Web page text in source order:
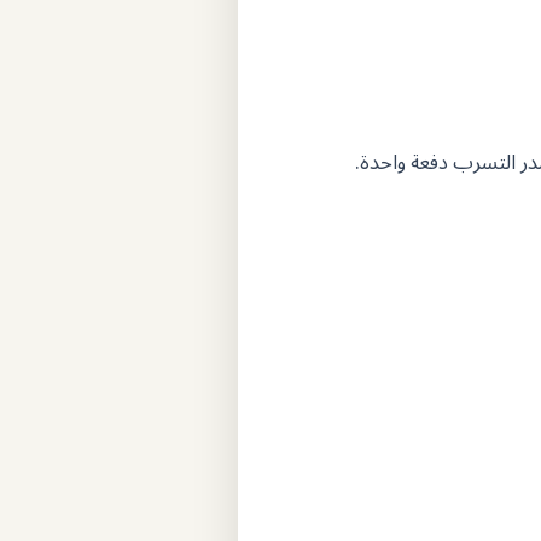
التسرب دفعة واحدة.